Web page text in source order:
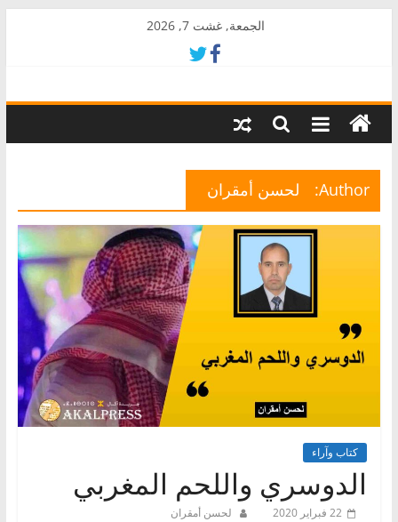
الجمعة, غشت 7, 2026
AkalPress
منبر
المغرب
Author: لحسن أمقران
كتاب وآراء
الدوسري واللحم المغربي
22 فبراير 2020 لحسن أمقران